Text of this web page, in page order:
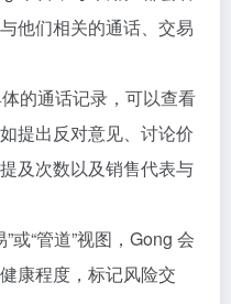
他们相关的通话、交易
的通话记录，可以查看
提出反对意见、讨论价
及次数以及销售代表与
”或“管道”视图，Gong 会
康程度，标记风险交